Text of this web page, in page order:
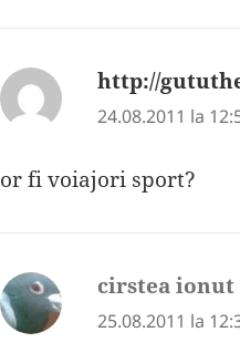
http://
24.08.2011 la
or fi voiajori sport?
cirstea ionut
25.08.2011 la